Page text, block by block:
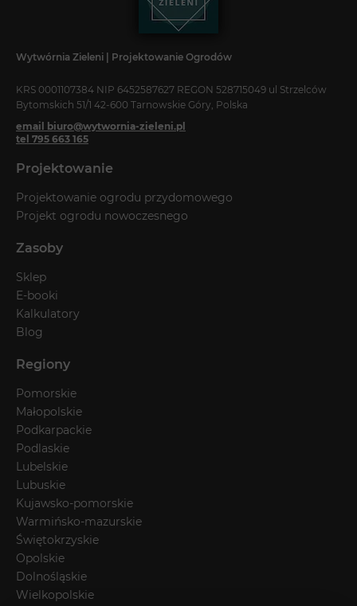
Wytwórnia Zieleni | Projektowanie Ogrodów
KRS 0001107384 NIP 6452587627 REGON 528715049 ul Strzelców
Bytomskich 51/1 42-600 Tarnowskie Góry, Polska
email biuro@wytwornia-zieleni.pl
tel 795 663 165
Projektowanie
Projektowanie ogrodu przydomowego
Projekt ogrodu nowoczesnego
Zasoby
Sklep
E-booki
Kalkulatory
Blog
Regiony
Pomorskie
Małopolskie
Podkarpackie
Podlaskie
Lubelskie
Lubuskie
Kujawsko-pomorskie
Warmińsko-mazurskie
Świętokrzyskie
Opolskie
Dolnośląskie
Wielkopolskie